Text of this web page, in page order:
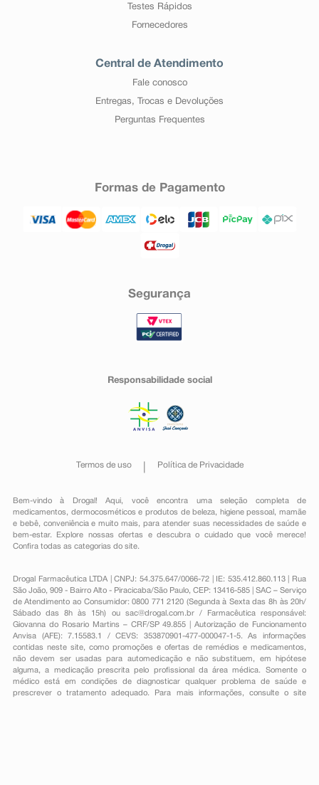
Testes Rápidos
Fornecedores
Central de Atendimento
Fale conosco
Entregas, Trocas e Devoluções
Perguntas Frequentes
Formas de Pagamento
Segurança
Responsabilidade social
Termos de uso Política de Privacidade
Bem-vindo à Drogal! Aqui, você encontra uma seleção completa de
medicamentos , dermocosméticos e produtos de beleza, higiene pessoal ,mamãe
e bebê, conveniênciae muito mais, para atender suas necessidades de saúde e
bem-estar. Explore nossas ofertas e descubra o cuidado que você merece!
Confira todas as categorias do site.
Drogal Farmacêutica LTDA | CNPJ: 54.375.647/0066-72 | IE: 535.412.860.113 | Rua
São João, 909 - Bairro Alto - Piracicaba/São Paulo, CEP: 13416-585 | SAC – Serviço
de Atendimento ao Consumidor: 0800 771 2120 (Segunda à Sexta das 8h às 20h/
Sábado das 8h às 15h) ou sac@drogal.com.br/ Farmacêutica responsável:
Giovanna do Rosario Martins – CRF/SP 49.855 | Autorização de Funcionamento
Anvisa (AFE): 7.15583.1 / CEVS: 353870901-477-000047-1-5. As informações
contidas neste site, como promoções e ofertas de remédios e medicamentos,
não devem ser usadas para automedicação e não substituem, em hipótese
alguma, a medicação prescrita pelo profissional da área médica. Somente o
médico está em condições de diagnosticar qualquer problema de saúde e
prescrever o tratamento adequado. Para mais informações, consulte o site